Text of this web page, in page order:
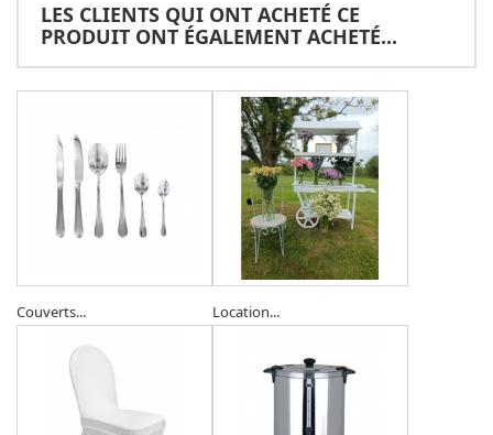
LES CLIENTS QUI ONT ACHETÉ CE
PRODUIT ONT ÉGALEMENT ACHETÉ...
Couverts... Location...